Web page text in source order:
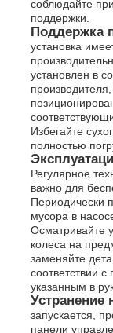
соблюдайте
поддержки.
Поддержка
установка
установлен в
Избегайте
полностью
Регулярное
важно для
Периодически
мусора в
Осматривайте
колеса на
заменяйте
соответствии
указанным в
Устранение
запускается,
панели